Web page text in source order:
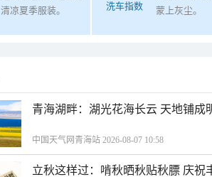
清凉夏季服装。
洗车指数
蒙上灰尘。
青海湖畔：湖光花海长云 天地铺成
中国天气网青海站 2026-08-07 10:58
立秋这样过：啃秋晒秋贴秋膘 庆祝